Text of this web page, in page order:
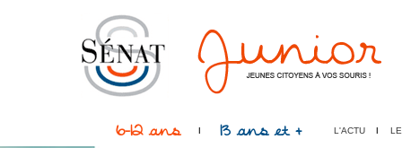
6-12 ans 13 ans et + L'ACTU